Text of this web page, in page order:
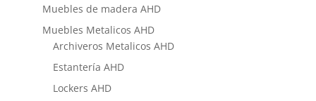
Muebles de madera AHD
Muebles Metalicos AHD
Archiveros Metalicos AHD
Estantería AHD
Lockers AHD